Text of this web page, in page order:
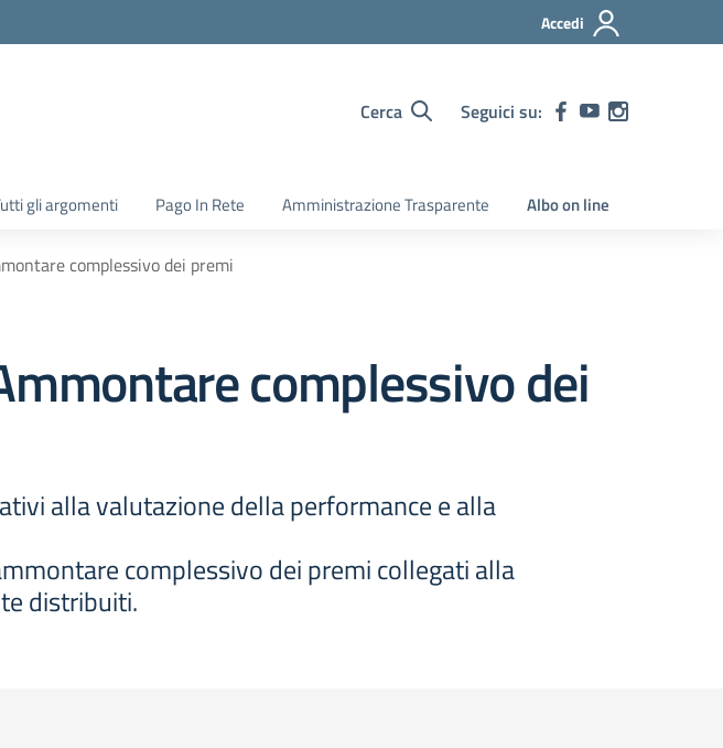
Accedi
Cerca Seguici su:
gli argomenti Pago In Rete Amministrazione Trasparente Albo on line
complessivo dei premi
complessivo dei
alla valutazione della performance e alla
complessivo dei premi collegati alla
distribuiti.